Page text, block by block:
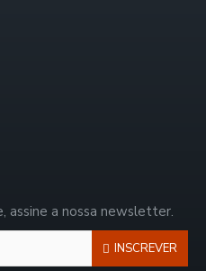
assine a nossa newsletter.
INSCREVER